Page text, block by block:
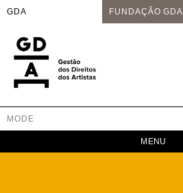
GDA FUNDAÇÃO GDA
content
GDA
Juntos no mesmo palco
MODE